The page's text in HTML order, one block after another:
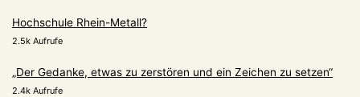
Hochschule Rhein-Metall?
2.5k Aufrufe
„Der Gedanke, etwas zu zerstören und ein Zeichen zu setzen“
2.4k Aufrufe